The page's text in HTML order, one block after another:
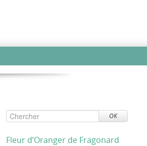
OK
Fleur d’Oranger de Fragonard